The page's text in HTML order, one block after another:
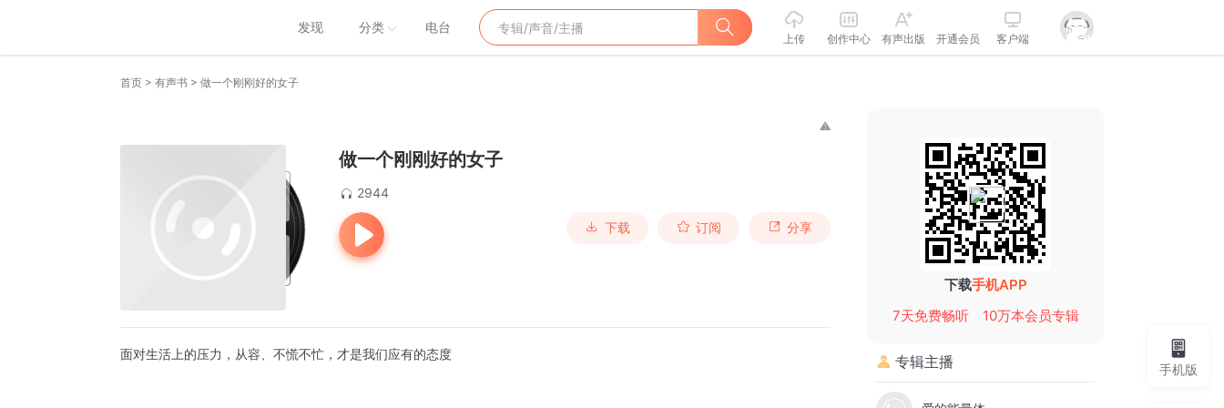
发现 分类 电台
上传 创作中心 有声出版 开通会员 客户端
首页 > 有声书 > 做一个刚刚好的女子
做一个刚刚好的女子
2944
下载 订阅 分享
面对生活上的压力，从容、不慌不忙，才是我们应有的态度
下载手机APP
7天免费畅听
10万本会员专辑
专辑主播 手机版